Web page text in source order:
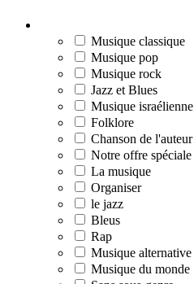
Musique classique
Musique pop
Musique rock
Jazz et Blues
Musique israélienne
Folklore
Chanson de l'auteur
Notre offre spéciale
La musique
Organiser
le jazz
Bleus
Rap
Musique alternative
Musique du monde